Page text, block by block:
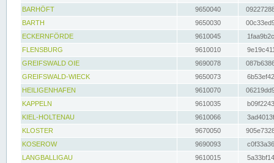
BARHÖFT
9650040
BARTH
9650030
ECKERNFÖRDE
9610045
FLENSBURG
9610010
GREIFSWALD OIE
9690078
GREIFSWALD-WIECK
9650073
HEILIGENHAFEN
9610070
KAPPELN
9610035
KIEL-HOLTENAU
9610066
KLOSTER
9670050
KOSEROW
9690093
LANGBALLIGAU
9610015